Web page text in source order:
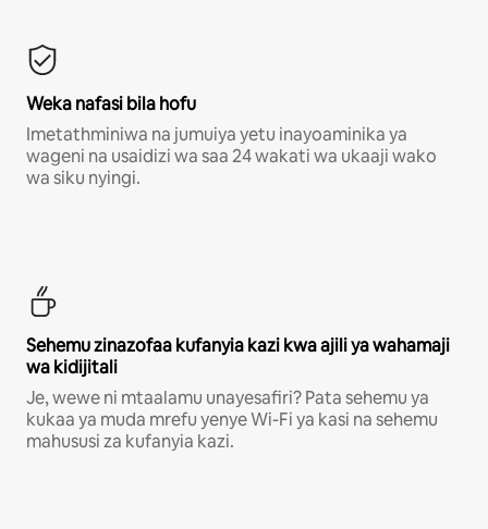
Weka nafasi bila hofu
Imetathminiwa na jumuiya yetu inayoaminika ya
wageni na usaidizi wa saa 24 wakati wa ukaaji wako
wa siku nyingi.
Sehemu zinazofaa kufanyia kazi kwa ajili ya wahamaji
wa kidijitali
Je, wewe ni mtaalamu unayesafiri? Pata sehemu ya
kukaa ya muda mrefu yenye Wi-Fi ya kasi na sehemu
mahususi za kufanyia kazi.